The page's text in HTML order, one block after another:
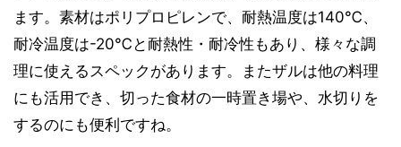
ます。素材はポリプロピレンで、耐熱温度は140℃、
耐冷温度は-20℃と耐熱性・耐冷性もあり、様々な調
理に使えるスペックがあります。またザルは他の料理
にも活用でき、切った食材の一時置き場や、水切りを
するのにも便利ですね。